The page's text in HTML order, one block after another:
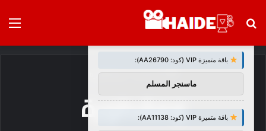
بحث
الرئيسية/ومقطورة
ومقطورة
توصيات :
باقة متميزة VIP (كود: AA26790):
ماسنجر المسلم
باقة متميزة VIP (كود: AA11138):